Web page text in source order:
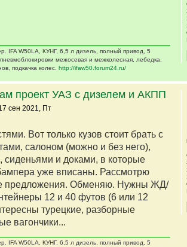
IFA W50LA, КУНГ, 6,5 л дизель, полный привод, 5
межосевая и межколесная, лебедка,
подкачка колес. http://ifaw50.forum24.ru/
проект УАЗ с дизелем и АКПП
сен 2021, Пт
Вот только кузов стоит брать с
салоном (можно и без него),
сиденьями и доками, в которые
уже вписаны. Рассмотрю
предложения. Обменяю. Нужны ЖД/
12 и 40 футов (6 или 12
турецкие, разборные
вагончики...
IFA W50LA, КУНГ, 6,5 л дизель, полный привод, 5